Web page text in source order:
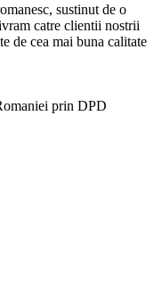
sustinut de o
catre clientii nostrii
de cea mai buna calitate
prin DPD